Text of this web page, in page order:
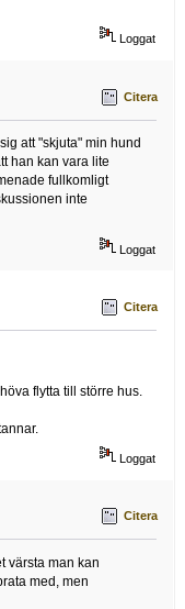
Loggat
Citera
att "skjuta" min hund
han kan vara lite
fullkomligt
inte
Loggat
Citera
flytta till större hus.
Loggat
Citera
värsta man kan
med, men